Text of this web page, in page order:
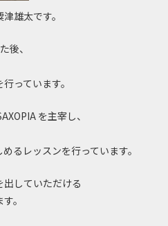
雄太です。
後、
っています。
を主宰し、
るレッスンを行っています。
していただける
。